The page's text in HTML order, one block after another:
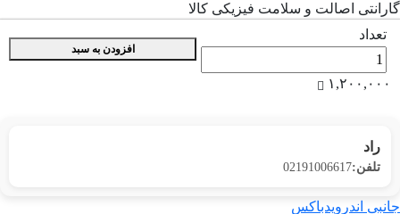
گارانتی اصالت و سلامت فیزیکی کالا
تعداد
افزودن به سبد
۱,۲۰۰,۰۰۰
راد
تلفن:02191006617
جانبی اندرویدباکس